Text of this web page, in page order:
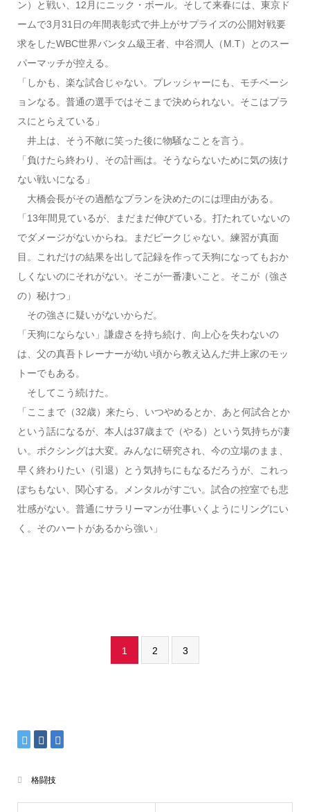
ン）と戦い、12月にニック・ボール。そして来春には、東京ド
ームで3月31日の年間表彰式で井上がサプライズの公開対戦要
求をしたWBC世界バンタム級王者、中谷潤人（M.T）とのスー
パーマッチが控える。
「しかも、楽な試合じゃない。プレッシャーにも、モチベーシ
ョンなる。普通の選手ではそこまで決められない。そこはプラ
スにとらえている」
井上は、そう不敵に笑った後に物騒なことを言う。
「負けたら終わり、その計画は。そうならないために気の抜け
ない戦いになる」
大橋会長がその過酷なプランを決めたのには理由がある。
「13年間見ているが、まだまだ伸びている。打たれていないの
でダメージがないからね。まだピークじゃない。練習が真面
目。これだけの結果を出して記録を作って天狗になってもおか
しくないのにそれがない。そこが一番凄いこと。そこが（強さ
の）秘けつ」
その強さに疑いがないからだ。
「天狗にならない」謙虚さを持ち続け、向上心を失わないの
は、父の真吾トレーナーが幼い頃から教え込んだ井上家のモッ
トーでもある。
そしてこう続けた。
「ここまで（32歳）来たら、いつやめるとか、あと何試合とか
という話になるが、本人は37歳まで（やる）という気持ちが凄
い。ボクシングは大変。みんなに研究され、今の立場のまま、
早く終わりたい（引退）とう気持ちにもなるだろうが、これっ
ぽちもない、関心する。メンタルがすごい。試合の控室でも悲
壮感がない。普通にサラリーマンが仕事いくようにリングにい
く。そのハートがあるから強い」
1 2 3
格闘技